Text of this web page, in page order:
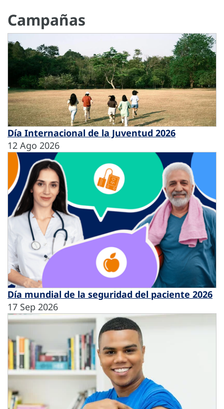
Campañas
Día Internacional de la Juventud 2026
12 Ago 2026
Día mundial de la seguridad del paciente 2026
17 Sep 2026